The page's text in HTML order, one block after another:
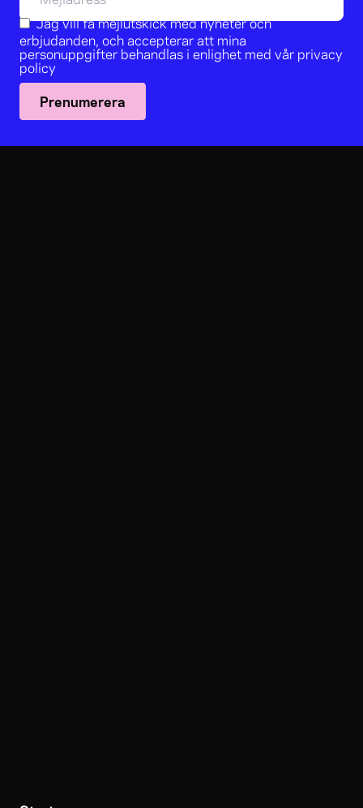
Jag vill få mejlutskick med nyheter och
erbjudanden, och accepterar att mina
personuppgifter behandlas i enlighet med vår privacy
policy
Prenumerera